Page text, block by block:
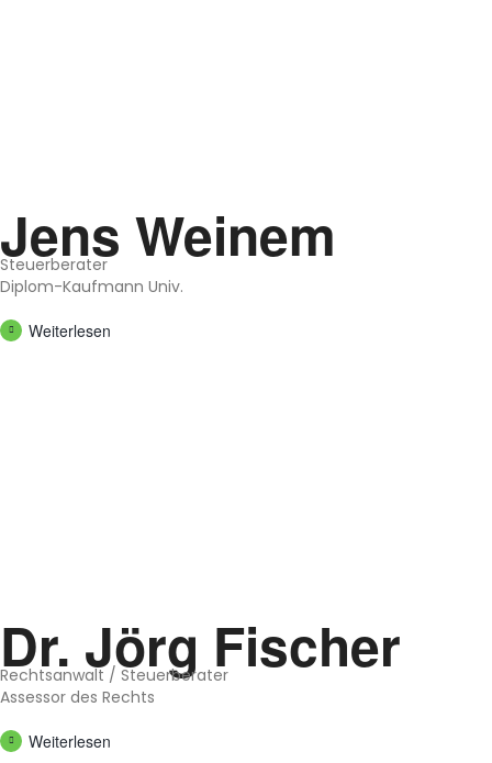
Jens Wei­nem
Steu­er­be­ra­ter
Diplom-Kauf­mann Univ.
Wei­ter­le­sen
Dr. Jörg Fischer
Rechts­an­walt / Steu­er­be­ra­ter
Asses­sor des Rechts
Wei­ter­le­sen